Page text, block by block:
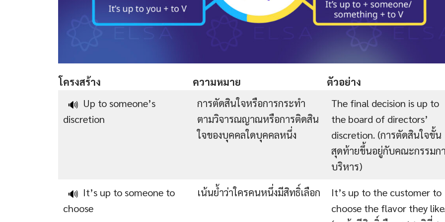
โครงสร้าง ความหมาย
ตัวอย่าง
🔊 Up to someone’s
discretion
การตัดสินใจหรือการกระทำ
ตามวิจารณญาณหรือการติดสิน
ใจของบุคคลใดบุคคลหนึ่ง
The final decision is up to
the board of directors’
discretion. (การตัดสินใจขั้น
สุดท้ายขึ้นอยู่กับคณะกรรมก
บริหาร)
🔊 It’s up to someone to
choose
เน้นย้ำว่าใครคนหนึ่งมีสิทธิ์เลือก
It’s up to the customer to
choose the flavor they